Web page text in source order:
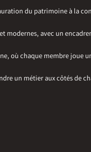
du patrimoine à la
modernes, avec un
où chaque membre joue
un métier aux côtés de